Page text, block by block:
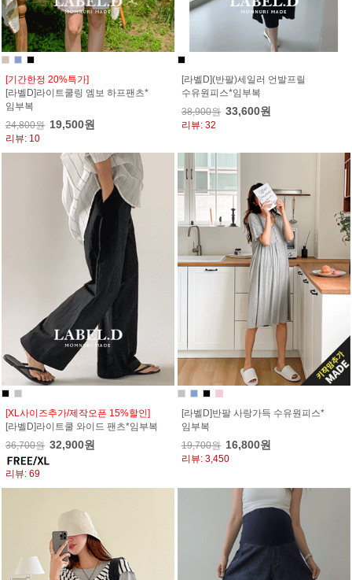
[기간한정 20%특가]
[라벨D]라이트쿨링 엠보 하프팬츠*
임부복
24,800원 19,500원
리뷰: 10
[라벨D](반팔)세일러 언발프릴
수유원피스*임부복
38,900원 33,600원
리뷰: 32
[XL사이즈추가/제작오픈 15%할인]
[라벨D]라이트쿨 와이드 팬츠*임부복
36,700원 32,900원
리뷰: 69
[라벨D]반팔 사랑가득 수유원피스*
임부복
19,700원 16,800원
리뷰: 3,450